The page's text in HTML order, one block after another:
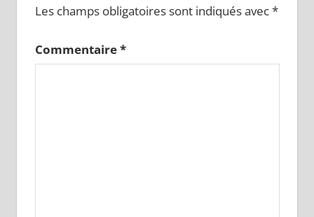
Les champs obligatoires sont indiqués avec*
Commentaire*